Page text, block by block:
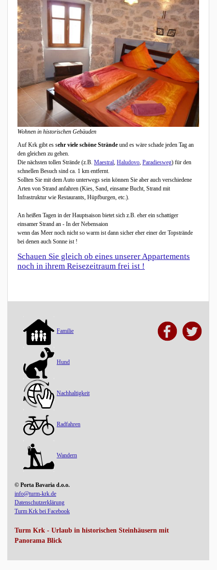
Wohnen in historischen Gebäuden
Auf Krk gibt es sehr viele schöne Strände und es wäre schade jeden Tag an
den gleichen zu gehen.
Die nächsten tollen Strände (z.B. Maestral, Haludovo, Paradiesweg) für den
schnellen Besuch sind ca. 1 km entfernt.
Sollten Sie mit dem Auto unterwegs sein können Sie aber auch verschiedene
Arten von Strand anfahren (Kies, Sand, einsame Bucht, Strand mit
Infrastruktur wie Restaurants, Hüpfburgen, etc.).
An heißen Tagen in der Hauptsaison bietet sich z.B. eher ein schattiger
einsamer Strand an - In der Nebensaion
wenn das Meer noch nicht so warm ist dann sicher eher einer der Topstrände
bei denen auch Sonne ist !
Schauen Sie gleich ob eines unserer Appartements
noch in ihrem Reisezeitraum frei ist !
Familie
Hund
Nachhaltigkeit
Radfahren
Wandern
© Porta Bavaria d.o.o.
info@turm-krk.de
Datenschutzerklärung
Turm Krk bei Facebook
Turm Krk - Urlaub in historischen Steinhäusern mit
Panorama Blick